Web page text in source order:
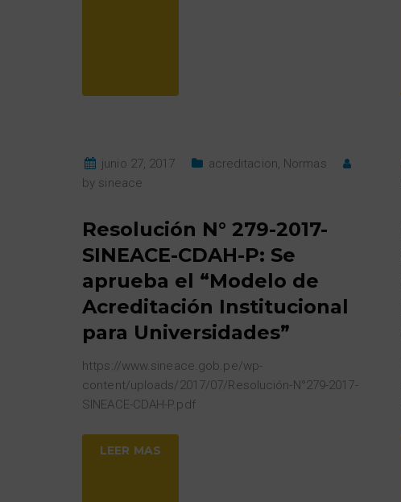
junio 27, 2017 acreditacion, Normas
by sineace
Resolución N° 279-2017-
SINEACE-CDAH-P: Se
aprueba el “Modelo de
Acreditación Institucional
para Universidades”
https://www.sineace.gob.pe/wp-
content/uploads/2017/07/Resolución-N°279-2017-
SINEACE-CDAH-P.pdf
LEER MAS